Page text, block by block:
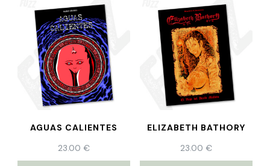
AGUAS CALIENTES
23.00€
ELIZABETH BATHORY
23.00 €